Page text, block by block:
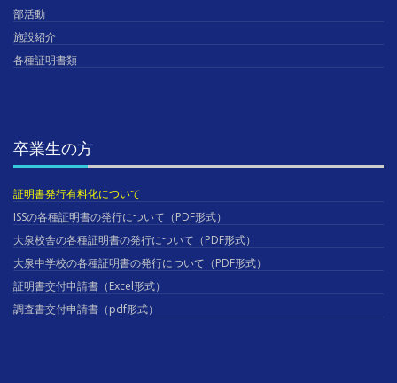
部活動
施設紹介
各種証明書類
卒業生の方
証明書発行有料化について
ISSの各種証明書の発行について（PDF形式）
大泉校舎の各種証明書の発行について（PDF形式）
大泉中学校の各種証明書の発行について（PDF形式）
証明書交付申請書（Excel形式）
調査書交付申請書（pdf形式）